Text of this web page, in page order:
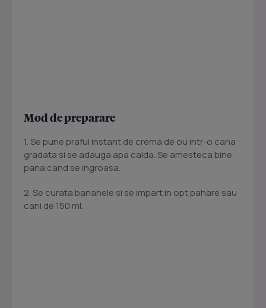
Mod de preparare
1. Se pune praful instant de crema de ou intr-o cana
gradata si se adauga apa calda. Se amesteca bine
pana cand se ingroasa.
2. Se curata bananele si se impart in opt pahare sau
cani de 150 ml.